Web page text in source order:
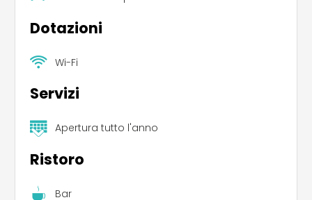
Dotazioni
Wi-Fi
Servizi
Apertura tutto l'anno
Ristoro
Bar